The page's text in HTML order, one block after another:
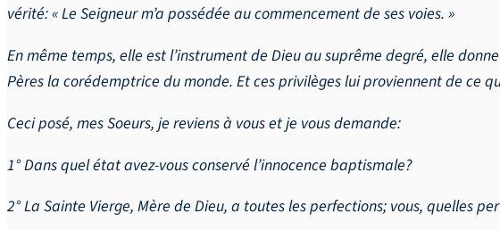
vérité: « Le Seigneur m’a possédée au commencement de ses voies. »
En même temps, elle est l’instrument de Dieu au suprême degré, elle
Pères la corédemptrice du monde. Et ces privilèges lui proviennent de ce
Ceci posé, mes Soeurs, je reviens à vous et je vous demande:
1° Dans quel état avez-vous conservé l’innocence baptismale?
2° La Sainte Vierge, Mère de Dieu, a toutes les perfections; vous, quelles